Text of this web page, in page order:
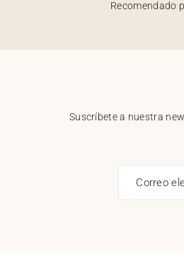
Recomendado
Suscríbete a nuestra
Correo